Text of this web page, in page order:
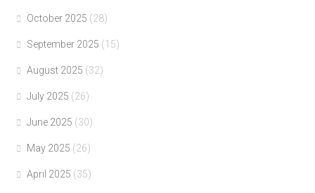
October 2025 (28)
September 2025 (15)
August 2025 (32)
July 2025 (26)
June 2025 (30)
May 2025 (26)
April 2025 (35)